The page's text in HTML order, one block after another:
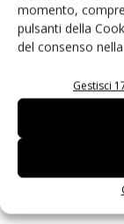
momento,
pulsanti della
del consenso
Gestisci
Salva il mio
prossimi
Selezione di